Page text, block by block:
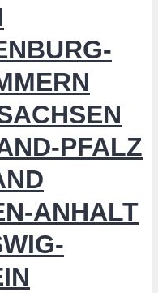
PFALZ
ANHALT